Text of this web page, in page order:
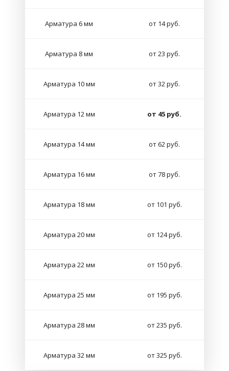
Арматура 6 мм от 14 руб.
Арматура 8 мм от 23 руб.
Арматура 10 мм от 32 руб.
Арматура 12 мм от 45 руб.
Арматура 14 мм от 62 руб.
Арматура 16 мм от 78 руб.
Арматура 18 мм от 101 руб.
Арматура 20 мм от 124 руб.
Арматура 22 мм от 150 руб.
Арматура 25 мм от 195 руб.
Арматура 28 мм от 235 руб.
Арматура 32 мм от 325 руб.